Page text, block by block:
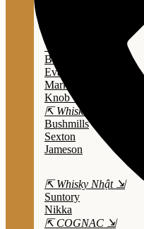
Wild Turkey
Bulleit Bourbon
Evan Williams
Marker's Mark
Knob Creek
⇱ Whiskey Ailen ⇲
Bushmills
Sexton
Jameson
⇱ Whisky Nhật ⇲
Suntory
Nikka
⇱ COGNAC ⇲